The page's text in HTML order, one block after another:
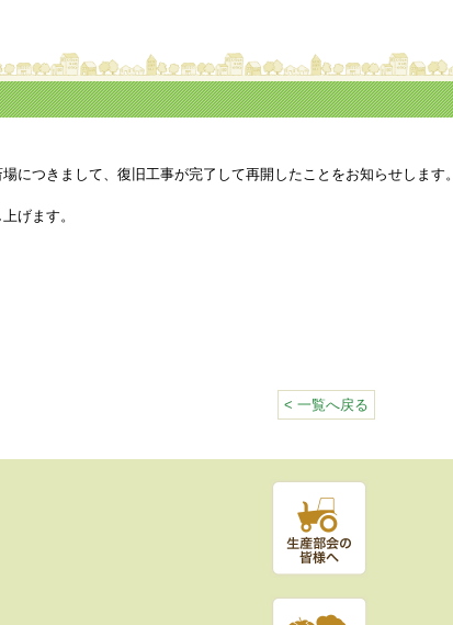
につきまして、復旧工事が完了して再開したことをお知らせします。
げます。
< 一覧へ戻る